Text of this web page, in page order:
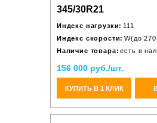
345/30R21
Индекс нагрузки: 111
Индекс скорости: W(до
Наличие товара: есть в
156 000 руб./шт.
КУПИТЬ В 1 КЛИК